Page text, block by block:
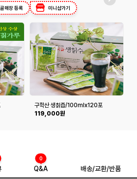
매장 등록 미니샵가기
구학산 생칡즙/100mlx120포
119,000원
Q&A
0
배송/교환/반품